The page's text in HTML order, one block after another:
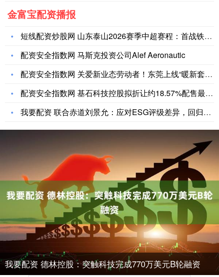
金富宝配资播报
短线配资炒股网 山东泰山2026赛季中超赛程：首战铁人次轮京
配资安全指数网 马斯克投资公司Alef Aeronautic
配资安全指数网 关爱新业态劳动者！东莞上线“暖新套餐”
配资安全指数网 基石科技控股拟折让约18.57%配售最多1.
我要配资 联合赤道刘景允：应对ESG评级差异，回归自身方能破
我要配资 德林控股：突触科技完成770万美元B轮融资